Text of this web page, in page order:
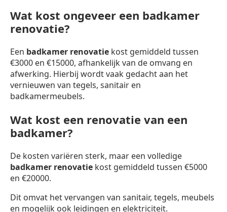
Wat kost ongeveer een badkamer
renovatie?
Een badkamer renovatie kost gemiddeld tussen
€3000 en €15000, afhankelijk van de omvang en
afwerking. Hierbij wordt vaak gedacht aan het
vernieuwen van tegels, sanitair en
badkamermeubels.
Wat kost een renovatie van een
badkamer?
De kosten variëren sterk, maar een volledige
badkamer renovatie kost gemiddeld tussen €5000
en €20000.
Dit omvat het vervangen van sanitair, tegels, meubels
en mogelijk ook leidingen en elektriciteit.